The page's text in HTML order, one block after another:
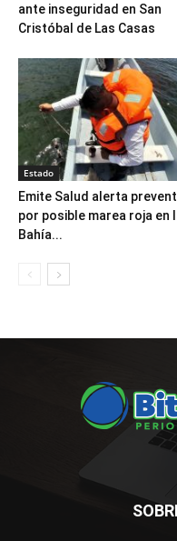
ante inseguridad en San
Cristóbal de Las Casas
Estado
Emite Salud alerta
por posible marea roja en
Bahía...